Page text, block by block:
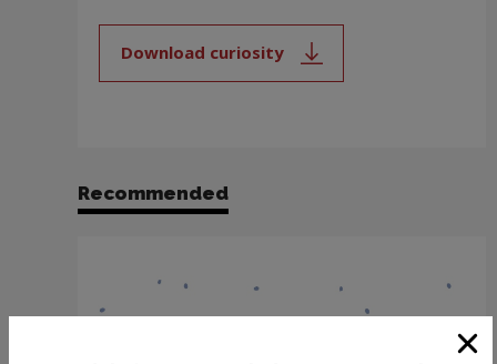
Download curiosity
Note, the link will open in a new
Recommended